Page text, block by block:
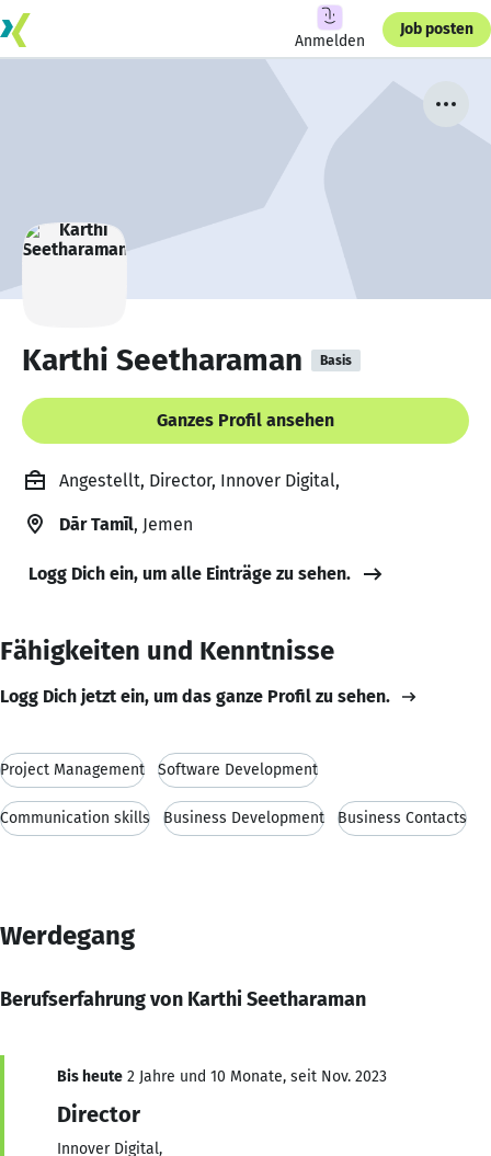
Anmelden
Job posten
Karthi Seetharaman Basis
Ganzes Profil ansehen
Angestellt, Director, Innover Digital,
Dār Tamīl, Jemen
Logg Dich ein, um alle Einträge zu sehen.
Fähigkeiten und Kenntnisse
Logg Dich jetzt ein, um das ganze Profil zu sehen.
Project Management Software Development
Communication skills Business Development Business Contacts
Werdegang
Berufserfahrung von Karthi Seetharaman
Bis heute 2 Jahre und 10 Monate, seit Nov. 2023
Director
Innover Digital,